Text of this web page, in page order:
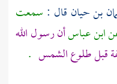
بن حيان قال : سمعت
ابن عباسأن رسول الله
قبل طلوع الشمس .